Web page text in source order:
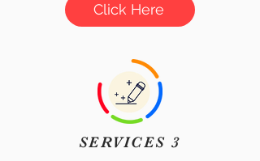
Click Here
SERVICES 3